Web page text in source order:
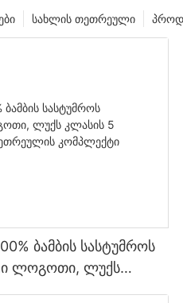
სახლის თეთრეული
ბამბის სასტუმროს
ლოგოთი, ლუქს